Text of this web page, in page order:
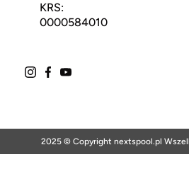
KRS:
0000584010